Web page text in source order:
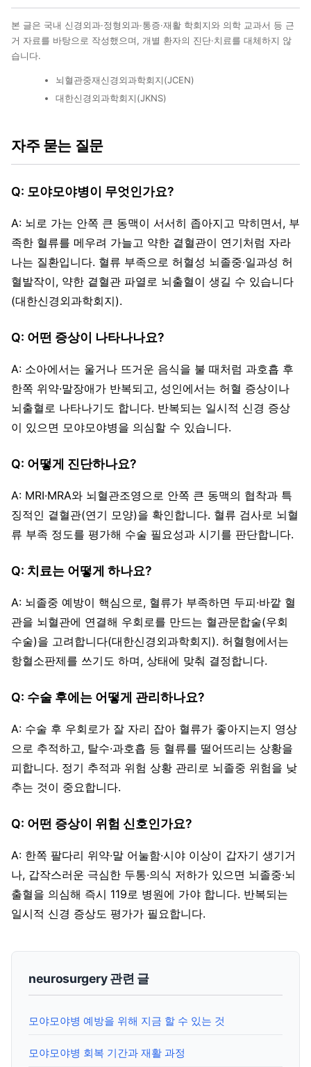
본 글은 국내 신경외과·정형외과·통증·재활 학회지와 의학 교과서 등 근
거 자료를 바탕으로 작성했으며, 개별 환자의 진단·치료를 대체하지 않
습니다.
뇌혈관중재신경외과학회지(JCEN)
대한신경외과학회지(JKNS)
자주 묻는 질문
Q: 모야모야병이 무엇인가요?
A: 뇌로 가는 안쪽 큰 동맥이 서서히 좁아지고 막히면서, 부
족한 혈류를 메우려 가늘고 약한 곁혈관이 연기처럼 자라
나는 질환입니다. 혈류 부족으로 허혈성 뇌졸중·일과성 허
혈발작이, 약한 곁혈관 파열로 뇌출혈이 생길 수 있습니다
(대한신경외과학회지).
Q: 어떤 증상이 나타나나요?
A: 소아에서는 울거나 뜨거운 음식을 불 때처럼 과호흡 후
한쪽 위약·말장애가 반복되고, 성인에서는 허혈 증상이나
뇌출혈로 나타나기도 합니다. 반복되는 일시적 신경 증상
이 있으면 모야모야병을 의심할 수 있습니다.
Q: 어떻게 진단하나요?
A: MRI·MRA와 뇌혈관조영으로 안쪽 큰 동맥의 협착과 특
징적인 곁혈관(연기 모양)을 확인합니다. 혈류 검사로 뇌혈
류 부족 정도를 평가해 수술 필요성과 시기를 판단합니다.
Q: 치료는 어떻게 하나요?
A: 뇌졸중 예방이 핵심으로, 혈류가 부족하면 두피·바깥 혈
관을 뇌혈관에 연결해 우회로를 만드는 혈관문합술(우회
수술)을 고려합니다(대한신경외과학회지). 허혈형에서는
항혈소판제를 쓰기도 하며, 상태에 맞춰 결정합니다.
Q: 수술 후에는 어떻게 관리하나요?
A: 수술 후 우회로가 잘 자리 잡아 혈류가 좋아지는지 영상
으로 추적하고, 탈수·과호흡 등 혈류를 떨어뜨리는 상황을
피합니다. 정기 추적과 위험 상황 관리로 뇌졸중 위험을 낮
추는 것이 중요합니다.
Q: 어떤 증상이 위험 신호인가요?
A: 한쪽 팔다리 위약·말 어눌함·시야 이상이 갑자기 생기거
나, 갑작스러운 극심한 두통·의식 저하가 있으면 뇌졸중·뇌
출혈을 의심해 즉시 119로 병원에 가야 합니다. 반복되는
일시적 신경 증상도 평가가 필요합니다.
neurosurgery 관련 글
모야모야병 예방을 위해 지금 할 수 있는 것
모야모야병 회복 기간과 재활 과정